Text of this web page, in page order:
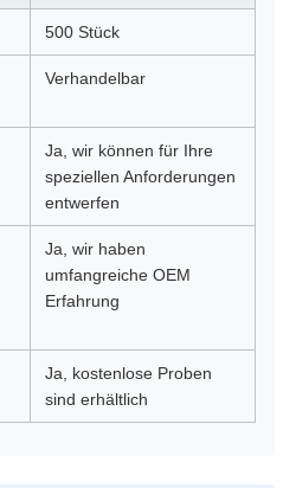
500 Stück
Verhandelbar
Ja, wir können für Ihre
speziellen Anforderungen
entwerfen
Ja, wir haben
umfangreiche OEM
Erfahrung
Ja, kostenlose Proben
sind erhältlich